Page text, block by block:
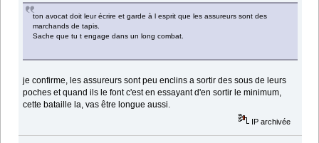
ton avocat doit leur écrire et garde à l esprit que les assureurs sont des
marchands de tapis.
Sache que tu t engage dans un long combat.
je confirme, les assureurs sont peu enclins a sortir des sous de leurs
poches et quand ils le font c'est en essayant d'en sortir le minimum,
cette bataille la, vas être longue aussi.
IP archivée